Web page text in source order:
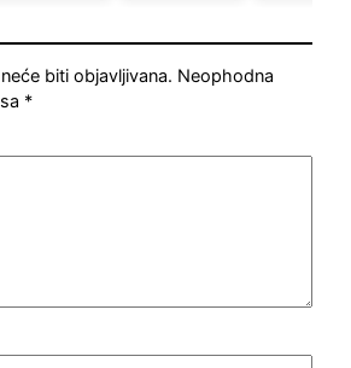
biti objavljivana. Neophodna
*